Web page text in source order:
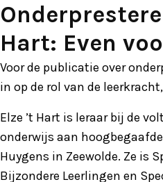
Hart: Even
Voor de publicatie over
in op de rol van de
Elze ’t Hart is leraar bij de
onderwijs aan
Huygens in Zeewolde. Ze is
Bijzondere Leerlingen en